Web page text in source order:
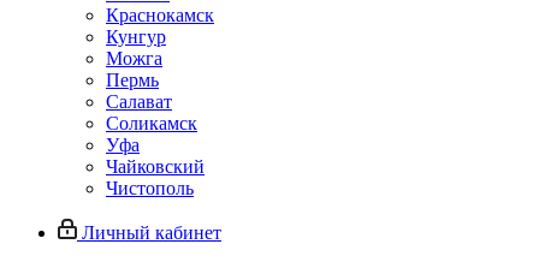
Краснокамск
Кунгур
Можга
Пермь
Салават
Соликамск
Уфа
Чайковский
Чистополь
Личный кабинет